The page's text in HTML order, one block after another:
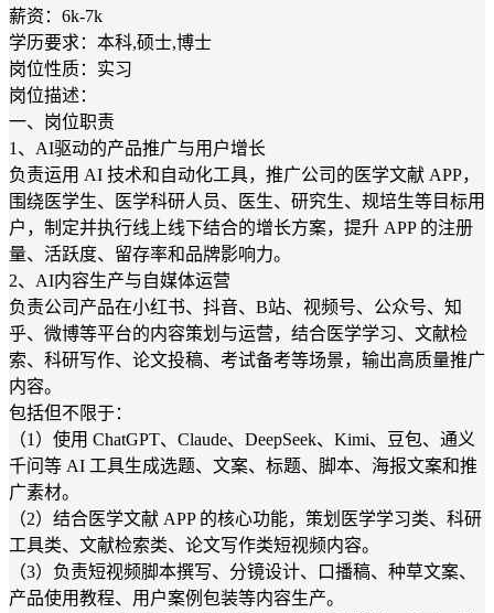
薪资：6k-7k
学历要求：本科,硕士,博士
岗位性质：实习
岗位描述：
一、岗位职责
1、AI驱动的产品推广与用户增长
负责运用 AI 技术和自动化工具，推广公司的医学文献 APP，
围绕医学生、医学科研人员、医生、研究生、规培生等目标用
户，制定并执行线上线下结合的增长方案，提升 APP 的注册
量、活跃度、留存率和品牌影响力。
2、AI内容生产与自媒体运营
负责公司产品在小红书、抖音、B站、视频号、公众号、知
乎、微博等平台的内容策划与运营，结合医学学习、文献检
索、科研写作、论文投稿、考试备考等场景，输出高质量推广
内容。
包括但不限于：
（1）使用 ChatGPT、Claude、DeepSeek、Kimi、豆包、通义
千问等 AI 工具生成选题、文案、标题、脚本、海报文案和推
广素材。
（2）结合医学文献 APP 的核心功能，策划医学学习类、科研
工具类、文献检索类、论文写作类短视频内容。
（3）负责短视频脚本撰写、分镜设计、口播稿、种草文案、
产品使用教程、用户案例包装等内容生产。